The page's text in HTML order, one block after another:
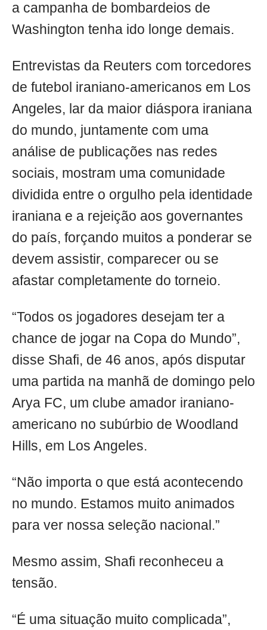
a campanha de bombardeios de
Washington tenha ido longe demais.
Entrevistas da Reuters com torcedores
de futebol iraniano-americanos em Los
Angeles, lar da maior diáspora iraniana
do mundo, juntamente com uma
análise de publicações nas redes
sociais, mostram uma comunidade
dividida entre o orgulho pela identidade
iraniana e a rejeição aos governantes
do país, forçando muitos a ponderar se
devem assistir, comparecer ou se
afastar completamente do torneio.
“Todos os jogadores desejam ter a
chance de jogar na Copa do Mundo”,
disse Shafi, de 46 anos, após disputar
uma partida na manhã de domingo pelo
Arya FC, um clube amador iraniano-
americano no subúrbio de Woodland
Hills, em Los Angeles.
“Não importa o que está acontecendo
no mundo. Estamos muito animados
para ver nossa seleção nacional.”
Mesmo assim, Shafi reconheceu a
tensão.
“É uma situação muito complicada”,